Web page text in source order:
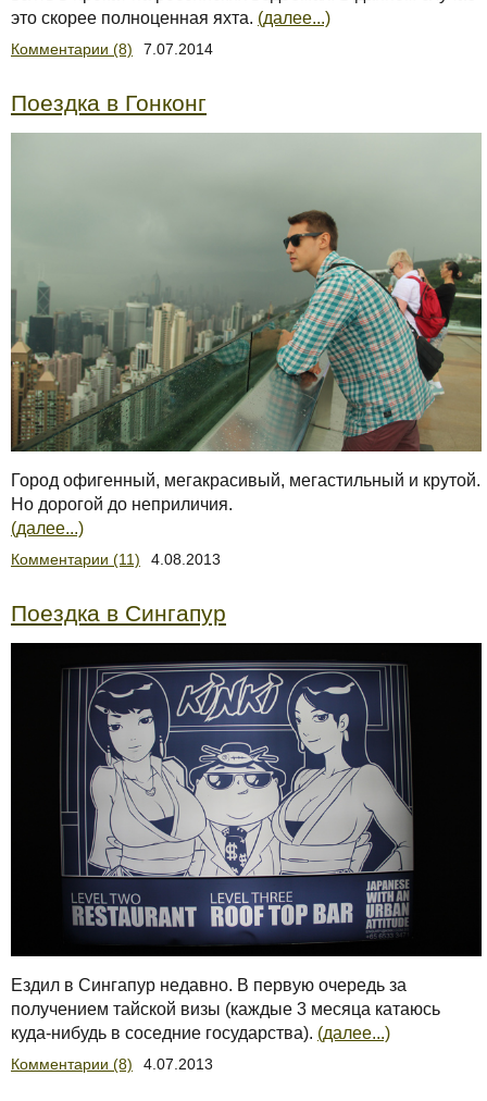
это скорее полноценная яхта. (далее...)
Комментарии (8) 7.07.2014
Поездка в Гонконг
Город офигенный, мегакрасивый, мегастильный и крутой.
Но дорогой до неприличия.
(далее...)
Комментарии (11) 4.08.2013
Поездка в Сингапур
Ездил в Сингапур недавно. В первую очередь за
получением тайской визы (каждые 3 месяца катаюсь
куда-нибудь в соседние государства). (далее...)
Комментарии (8) 4.07.2013